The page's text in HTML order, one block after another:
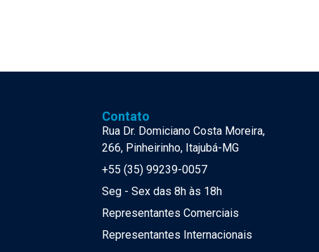
Contato
Rua Dr. Domiciano Costa Moreira,
266, Pinheirinho, Itajubá-MG
+55 (35) 99239-0057
Seg - Sex das 8h às 18h
Representantes Comerciais
Representantes Internacionais